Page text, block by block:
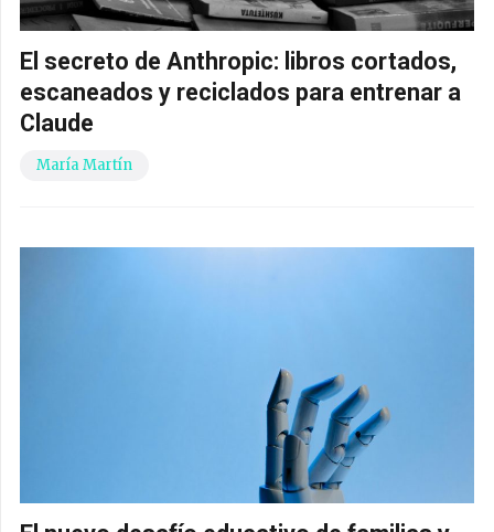
El secreto de Anthropic: libros cortados,
escaneados y reciclados para entrenar a
Claude
María Martín